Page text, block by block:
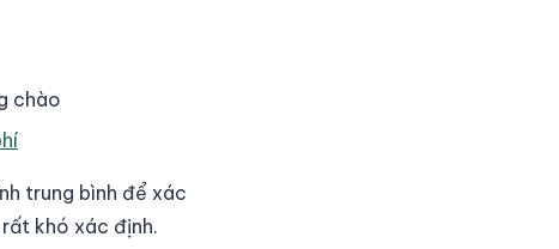
chào
trung bình để xác
khó xác định.